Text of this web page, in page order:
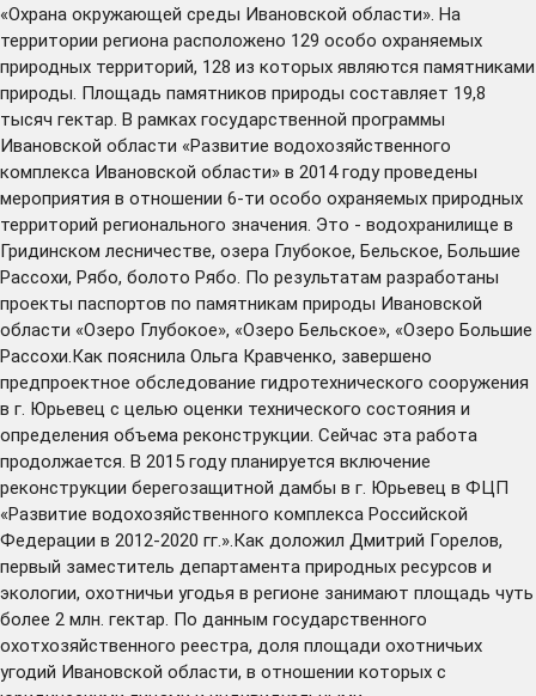
«Охрана окружающей среды Ивановской области». На
территории региона расположено 129 особо охраняемых
природных территорий, 128 из которых являются памятниками
природы. Площадь памятников природы составляет 19,8
тысяч гектар. В рамках государственной программы
Ивановской области «Развитие водохозяйственного
комплекса Ивановской области» в 2014 году проведены
мероприятия в отношении 6-ти особо охраняемых природных
территорий регионального значения. Это - водохранилище в
Гридинском лесничестве, озера Глубокое, Бельское, Большие
Рассохи, Рябо, болото Рябо. По результатам разработаны
проекты паспортов по памятникам природы Ивановской
области «Озеро Глубокое», «Озеро Бельское», «Озеро Большие
Рассохи.Как пояснила Ольга Кравченко, завершено
предпроектное обследование гидротехнического сооружения
в г. Юрьевец с целью оценки технического состояния и
определения объема реконструкции. Сейчас эта работа
продолжается. В 2015 году планируется включение
реконструкции берегозащитной дамбы в г. Юрьевец в ФЦП
«Развитие водохозяйственного комплекса Российской
Федерации в 2012-2020 гг.».Как доложил Дмитрий Горелов,
первый заместитель департамента природных ресурсов и
экологии, охотничьи угодья в регионе занимают площадь чуть
более 2 млн. гектар. По данным государственного
охотхозяйственного реестра, доля площади охотничьих
угодий Ивановской области, в отношении которых с